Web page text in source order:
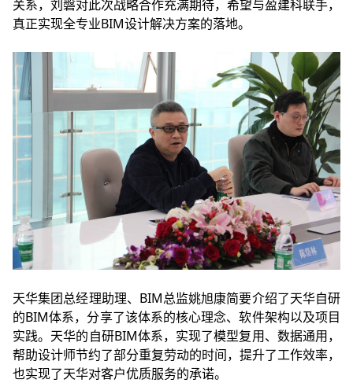
关系，刘磐对此次战略合作充满期待，希望与盈建科联手，
真正实现全专业BIM设计解决方案的落地。
天华集团总经理助理、BIM总监姚旭康简要介绍了天华自研
的BIM体系，分享了该体系的核心理念、软件架构以及项目
实践。天华的自研BIM体系，实现了模型复用、数据通用，
帮助设计师节约了部分重复劳动的时间，提升了工作效率，
也实现了天华对客户优质服务的承诺。